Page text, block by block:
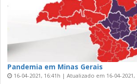
Pandemia em Minas Gerais
16-04-2021, 16:41h | Atualizado em 16-04-2021,